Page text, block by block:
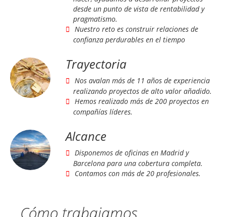
desde un punto de vista de rentabilidad y
pragmatismo.
Nuestro reto es construir relaciones de
confianza perdurables en el tiempo
Trayectoria
Nos avalan más de 11 años de experiencia
realizando proyectos de alto valor añadido.
Hemos realizado más de 200 proyectos en
compañías líderes.
Alcance
Disponemos de oficinas en Madrid y
Barcelona para una cobertura completa.
Contamos con más de 20 profesionales.
Cómo trabajamos